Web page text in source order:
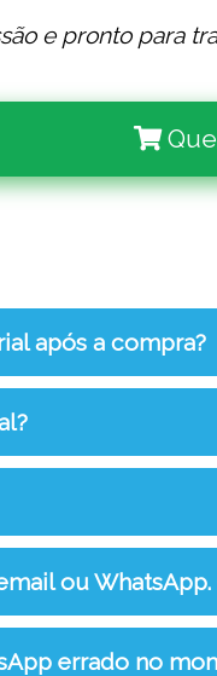
e pronto para
após a compra?
ou WhatsApp.
errado no